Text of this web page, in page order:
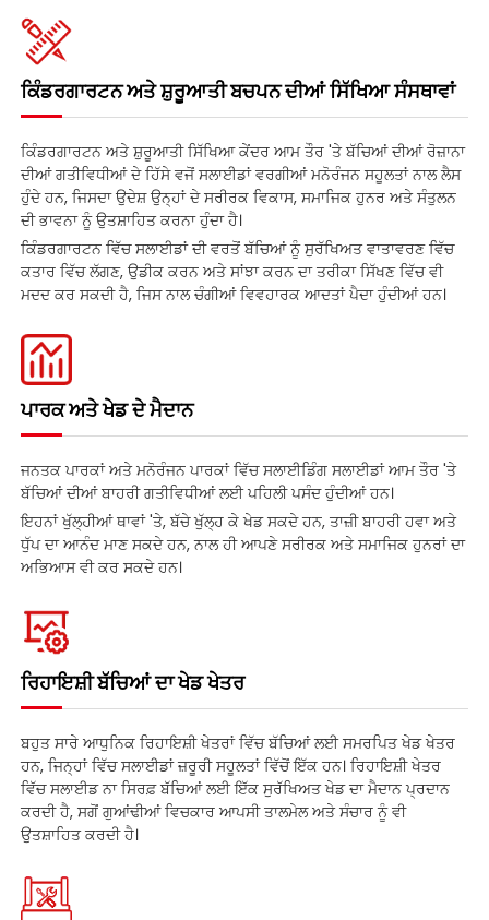
ਕਿੰਡਰਗਾਰਟਨ ਅਤੇ ਸ਼ੁਰੂਆਤੀ ਬਚਪਨ ਦੀਆਂ ਸਿੱਖਿਆ ਸੰਸਥਾਵਾਂ
ਕਿੰਡਰਗਾਰਟਨ ਅਤੇ ਸ਼ੁਰੂਆਤੀ ਸਿੱਖਿਆ ਕੇਂਦਰ ਆਮ ਤੌਰ 'ਤੇ ਬੱਚਿਆਂ ਦੀਆਂ ਰੋਜ਼ਾਨਾ
ਦੀਆਂ ਗਤੀਵਿਧੀਆਂ ਦੇ ਹਿੱਸੇ ਵਜੋਂ ਸਲਾਈਡਾਂ ਵਰਗੀਆਂ ਮਨੋਰੰਜਨ ਸਹੂਲਤਾਂ ਨਾਲ ਲੈਸ
ਹੁੰਦੇ ਹਨ, ਜਿਸਦਾ ਉਦੇਸ਼ ਉਨ੍ਹਾਂ ਦੇ ਸਰੀਰਕ ਵਿਕਾਸ, ਸਮਾਜਿਕ ਹੁਨਰ ਅਤੇ ਸੰਤੁਲਨ
ਦੀ ਭਾਵਨਾ ਨੂੰ ਉਤਸ਼ਾਹਿਤ ਕਰਨਾ ਹੁੰਦਾ ਹੈ।
ਕਿੰਡਰਗਾਰਟਨ ਵਿੱਚ ਸਲਾਈਡਾਂ ਦੀ ਵਰਤੋਂ ਬੱਚਿਆਂ ਨੂੰ ਸੁਰੱਖਿਅਤ ਵਾਤਾਵਰਣ ਵਿੱਚ
ਕਤਾਰ ਵਿੱਚ ਲੱਗਣ, ਉਡੀਕ ਕਰਨ ਅਤੇ ਸਾਂਝਾ ਕਰਨ ਦਾ ਤਰੀਕਾ ਸਿੱਖਣ ਵਿੱਚ ਵੀ
ਮਦਦ ਕਰ ਸਕਦੀ ਹੈ, ਜਿਸ ਨਾਲ ਚੰਗੀਆਂ ਵਿਵਹਾਰਕ ਆਦਤਾਂ ਪੈਦਾ ਹੁੰਦੀਆਂ ਹਨ।
ਪਾਰਕ ਅਤੇ ਖੇਡ ਦੇ ਮੈਦਾਨ
ਜਨਤਕ ਪਾਰਕਾਂ ਅਤੇ ਮਨੋਰੰਜਨ ਪਾਰਕਾਂ ਵਿੱਚ ਸਲਾਈਡਿੰਗ ਸਲਾਈਡਾਂ ਆਮ ਤੌਰ 'ਤੇ
ਬੱਚਿਆਂ ਦੀਆਂ ਬਾਹਰੀ ਗਤੀਵਿਧੀਆਂ ਲਈ ਪਹਿਲੀ ਪਸੰਦ ਹੁੰਦੀਆਂ ਹਨ।
ਇਹਨਾਂ ਖੁੱਲ੍ਹੀਆਂ ਥਾਵਾਂ 'ਤੇ, ਬੱਚੇ ਖੁੱਲ੍ਹ ਕੇ ਖੇਡ ਸਕਦੇ ਹਨ, ਤਾਜ਼ੀ ਬਾਹਰੀ ਹਵਾ ਅਤੇ
ਧੁੱਪ ਦਾ ਆਨੰਦ ਮਾਣ ਸਕਦੇ ਹਨ, ਨਾਲ ਹੀ ਆਪਣੇ ਸਰੀਰਕ ਅਤੇ ਸਮਾਜਿਕ ਹੁਨਰਾਂ ਦਾ
ਅਭਿਆਸ ਵੀ ਕਰ ਸਕਦੇ ਹਨ।
ਰਿਹਾਇਸ਼ੀ ਬੱਚਿਆਂ ਦਾ ਖੇਡ ਖੇਤਰ
ਬਹੁਤ ਸਾਰੇ ਆਧੁਨਿਕ ਰਿਹਾਇਸ਼ੀ ਖੇਤਰਾਂ ਵਿੱਚ ਬੱਚਿਆਂ ਲਈ ਸਮਰਪਿਤ ਖੇਡ ਖੇਤਰ
ਹਨ, ਜਿਨ੍ਹਾਂ ਵਿੱਚ ਸਲਾਈਡਾਂ ਜ਼ਰੂਰੀ ਸਹੂਲਤਾਂ ਵਿੱਚੋਂ ਇੱਕ ਹਨ। ਰਿਹਾਇਸ਼ੀ ਖੇਤਰ
ਵਿੱਚ ਸਲਾਈਡ ਨਾ ਸਿਰਫ਼ ਬੱਚਿਆਂ ਲਈ ਇੱਕ ਸੁਰੱਖਿਅਤ ਖੇਡ ਦਾ ਮੈਦਾਨ ਪ੍ਰਦਾਨ
ਕਰਦੀ ਹੈ, ਸਗੋਂ ਗੁਆਂਢੀਆਂ ਵਿਚਕਾਰ ਆਪਸੀ ਤਾਲਮੇਲ ਅਤੇ ਸੰਚਾਰ ਨੂੰ ਵੀ
ਉਤਸ਼ਾਹਿਤ ਕਰਦੀ ਹੈ।